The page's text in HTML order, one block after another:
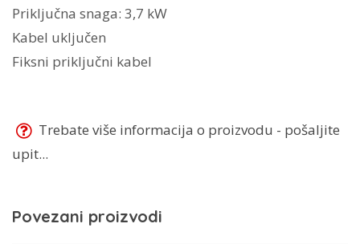
Priključna snaga: 3,7 kW
Kabel uključen
Fiksni priključni kabel
Trebate više informacija o proizvodu - pošaljite
upit...
Povezani proizvodi